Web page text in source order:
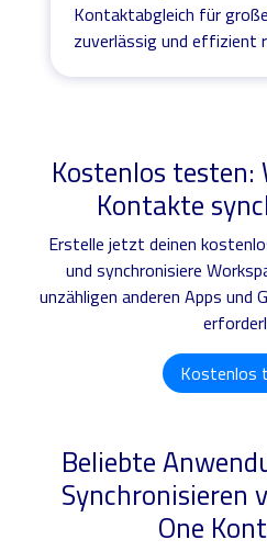
Kontaktabgleich für
zuverlässig und effizient
Kostenlos testen:
Kontakte
Erstelle jetzt deinen
und synchronisiere
unzähligen anderen Apps und
Kostenlos
Beliebte
Synchronisieren
One